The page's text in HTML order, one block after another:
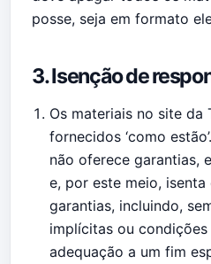
posse, seja em formato
3. Isenção de
Os materiais no site da
fornecidos ‘como
não oferece garantias,
e, por este meio,
garantias, incluindo,
implícitas ou
adequação a um fim